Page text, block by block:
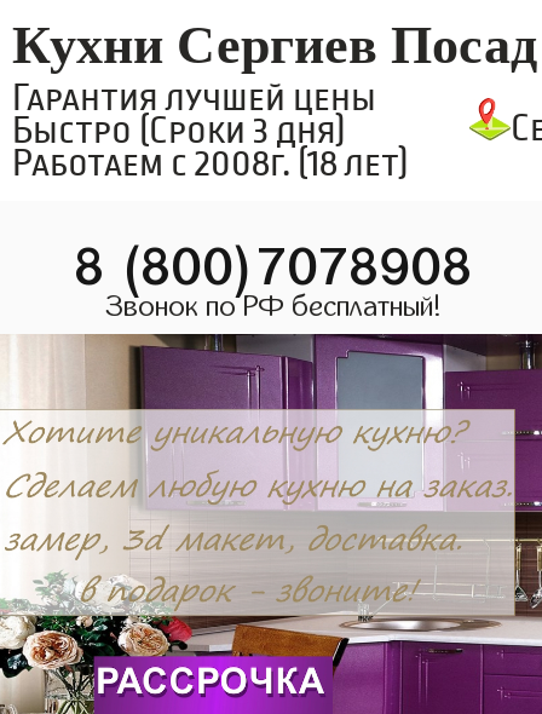
Кухни Сергиев Посад
Гарантия лучшей цены
Быстро (Сроки 3 дня)
Работаем с 2008г. (18 лет)
8 (800)7078908
Звонок по РФ бесплатный!